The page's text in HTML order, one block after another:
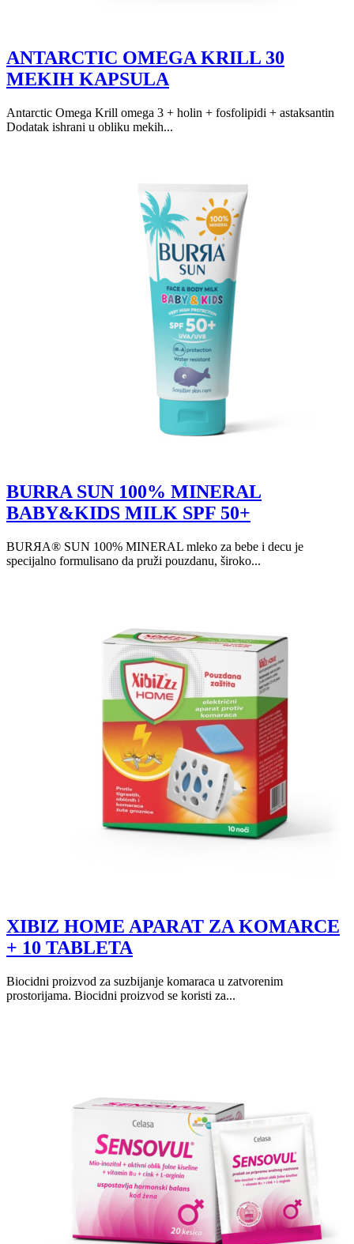
ANTARCTIC OMEGA KRILL 30
MEKIH KAPSULA
Antarctic Omega Krill omega 3 + holin + fosfolipidi + astaksantin
Dodatak ishrani u obliku mekih...
BURRA SUN 100% MINERAL
BABY&KIDS MILK SPF 50+
BURЯA® SUN 100% MINERAL mleko za bebe i decu je
specijalno formulisano da pruži pouzdanu, široko...
XIBIZ HOME APARAT ZA KOMARCE
+ 10 TABLETA
Biocidni proizvod za suzbijanje komaraca u zatvorenim
prostorijama. Biocidni proizvod se koristi za...